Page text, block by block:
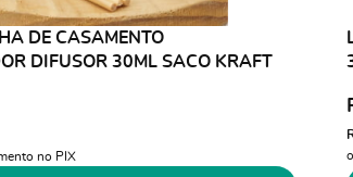
DE CASAMENTO
DIFUSOR 30ML SACO KRAFT
no PIX